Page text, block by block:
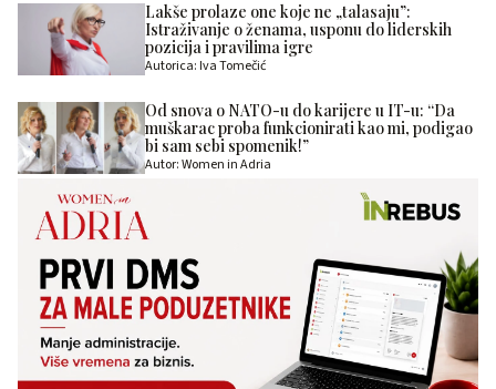
Lakše prolaze one koje ne „talasaju”:
Istraživanje o ženama, usponu do liderskih
pozicija i pravilima igre
Autorica: Iva Tomečić
Od snova o NATO-u do karijere u IT-u: “Da
muškarac proba funkcionirati kao mi, podigao
bi sam sebi spomenik!”
Autor: Women in Adria